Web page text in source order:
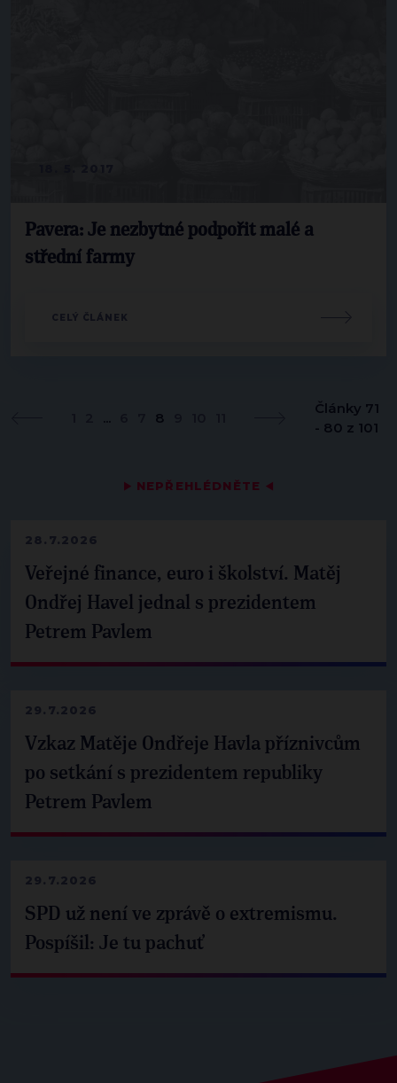
▶ NEPŘEHLÉDNĚTE ◀
28.7.2026
Veřejné finance, euro i školství. Matěj
Ondřej Havel jednal s prezidentem
Petrem Pavlem
29.7.2026
Vzkaz Matěje Ondřeje Havla příznivcům
po setkání s prezidentem republiky
Petrem Pavlem
29.7.2026
SPD už není ve zprávě o extremismu.
Pospíšil: Je tu pachuť
Pavera: Je nezbytné podpořit malé a
střední farmy
CELÝ ČLÁNEK
... 8
Články 71
- 80 z 101